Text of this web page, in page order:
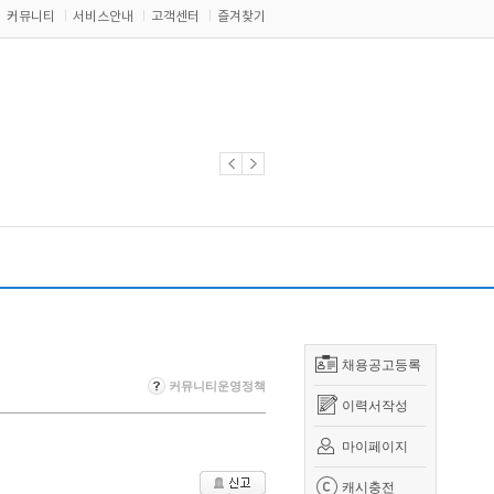
커뮤니티 서비스안내 고객센터 즐겨찾기
채용공고등록
이력서작성
마이페이지
캐시충전
커뮤니티운영정책